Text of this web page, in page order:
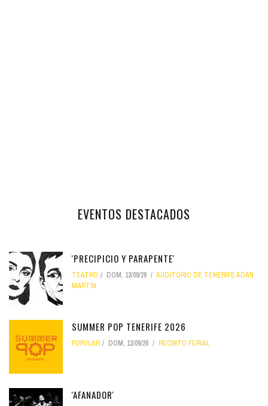
EVENTOS DESTACADOS
'PRECIPICIO Y PARAPENTE'
TEATRO DOM, 13/09/26
AUDITORIO DE TENERIFE ADÁN
MARTÍN
SUMMER POP TENERIFE 2026
POPULAR DOM, 13/09/26 RECINTO FERIAL
'AFANADOR'